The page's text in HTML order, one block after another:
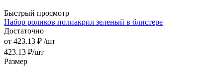
Быстрый просмотр
Набор роликов полиакрил зеленый в блистере
Достаточно
от 423.13 ₽ /шт
423.13 ₽/шт
Размер